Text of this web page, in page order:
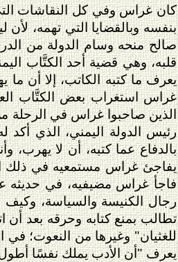
كان غراس وفي كل النقاشات
بنفسه وبالقضايا التي تهمه،
صالح منحه وسام الدولة من
قلبه، وهي قضية أحد الكتَّاب
يعرف ما كتبه الكاتب، إلا أن ما
غراس استغراب بعض الكتَّاب
الذين صاحبوا غراس في الرحلة
رئيس الدولة اليمني، الذي
بالدفاع عما كتبه، أن لا يهرب،
يفاجئ غراس مستمعيه في ذلك
فاجأ غراس مضيفيه، في حديثه
رجال الكنيسة والسياسة،
تطالب بمنع كتابه وحرقه بعد أن
للغثيان" وغيرها من النعوت؛
يعرف "أن الأدب يملك نفسًا